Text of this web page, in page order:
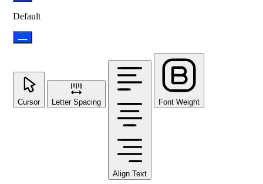
Default
Cursor Letter Spacing
Align Text
Font Weight